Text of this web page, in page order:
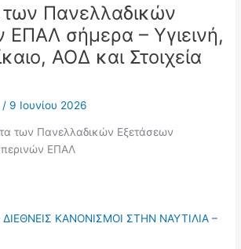
Πανελλαδικών
ΕΠΑΛ σήμερα – Υγιεινή,
ΑΟΔ και Στοιχεία
/ 9 Ιουνίου 2026
των Πανελλαδικών Εξετάσεων
ΕΠΑΛ
ΔΙΕΘΝΕΙΣ ΚΑΝΟΝΙΣΜΟΙ ΣΤΗΝ ΝΑΥΤΙΛΙΑ –